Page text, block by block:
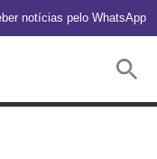
notícias pelo WhatsApp